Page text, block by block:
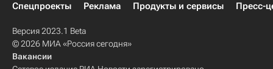
Спецпроекты
Реклама Продукты и сервисы Пресс-
Версия 2023.1 Beta
© 2026 МИА «Россия сегодня»
Вакансии